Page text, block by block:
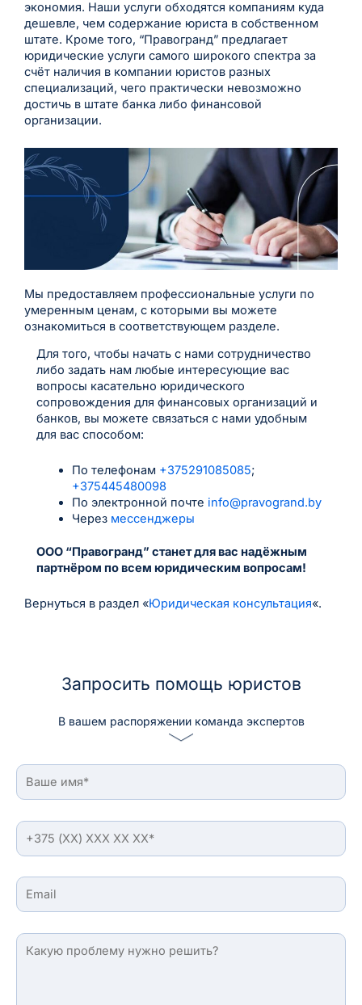
экономия. Наши услуги обходятся компаниям куда
дешевле, чем содержание юриста в собственном
штате. Кроме того, “Правогранд” предлагает
юридические услуги самого широкого спектра за
счёт наличия в компании юристов разных
специализаций, чего практически невозможно
достичь в штате банка либо финансовой
организации.
Мы предоставляем профессиональные услуги по
умеренным ценам, с которыми вы можете
ознакомиться в соответствующем разделе.
Для того, чтобы начать с нами сотрудничество
либо задать нам любые интересующие вас
вопросы касательно юридического
сопровождения для финансовых организаций и
банков, вы можете связаться с нами удобным
для вас способом:
По телефонам +375291085085;
+375445480098
По электронной почте info@pravogrand.by
Через мессенджеры
ООО “Правогранд” станет для вас надёжным
партнёром по всем юридическим вопросам!
Вернуться в раздел «Юридическая консультация«.
Запросить помощь юристов
В вашем распоряжении команда экспертов